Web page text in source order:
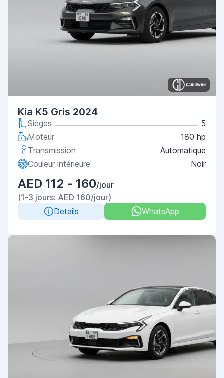
Kia K5 Gris 2024
Sièges
5
Moteur
180 hp
Transmission
Automatique
Couleur intérieure
Noir
AED 112 - 160/jour
(1-3 jours: AED 160/jour)
Details
WhatsApp